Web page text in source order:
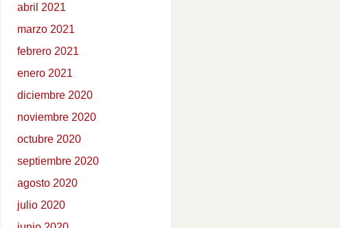
abril 2021
marzo 2021
febrero 2021
enero 2021
diciembre 2020
noviembre 2020
octubre 2020
septiembre 2020
agosto 2020
julio 2020